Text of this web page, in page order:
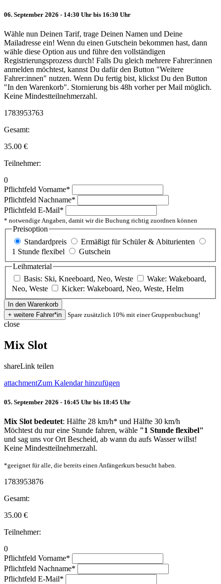
06. September 2026 - 14:30 Uhr bis 16:30 Uhr
Wähle nun Deinen Tarif, trage Deinen Namen und Deine
Mailadresse ein! Wenn du einen Gutschein bekommen hast, dann
wähle diese Option aus und führe den vollständigen
Registrierungsprozess durch! Falls Du gleich mehrere Fahrer:innen
anmelden möchtest, kannst Du dafür den Button "Weitere
Fahrer:innen" nutzen. Wenn Du fertig bist, klickst Du den Button
"In den Warenkorb". Stornierung bis 48h vorher per Mail möglich.
Keine Mindestteilnehmerzahl.
1783953763
Gesamt:
35.00 €
Teilnehmer:
0
Pflichtfeld Vorname*
Pflichtfeld Nachname*
Pflichtfeld E-Mail*
* notwendige Angaben, damit wir die Buchung richtig zuordnen können
Preisoption
Standardpreis
Ermäßigt für Schüler & Abiturienten
1 Stunde flexibel
Gutschein
Leihmaterial
Basis: Ski, Kneeboard, Neo, Weste
Wake: Wakeboard,
Neo, Weste
Kicker: Wakeboard, Neo, Weste, Helm
Spare zusätzlich 10% mit einer Gruppenbuchung!
close
Mix Slot
shareLink teilen
attachmentZum Kalendar hinzufügen
05. September 2026 - 16:45 Uhr bis 18:45 Uhr
Mix Slot bedeutet: Hälfte 28 km/h* und Hälfte 30 km/h
Möchtest du nur eine Stunde fahren, wähle "1 Stunde flexibel"
und sag uns vor Ort Bescheid, ab wann du aufs Wasser willst!
Keine Mindestteilnehmerzahl.
*geeignet für alle, die bereits einen Anfängerkurs besucht haben.
1783953876
Gesamt:
35.00 €
Teilnehmer:
0
Pflichtfeld Vorname*
Pflichtfeld Nachname*
Pflichtfeld E-Mail*